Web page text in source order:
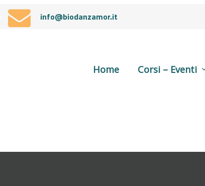
info@biodanzamor.it
Home Corsi – Eventi